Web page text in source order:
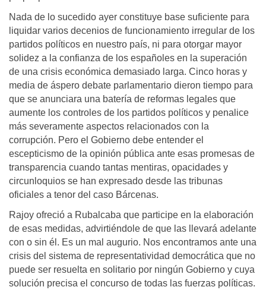
Nada de lo sucedido ayer constituye base suficiente para
liquidar varios decenios de funcionamiento irregular de los
partidos políticos en nuestro país, ni para otorgar mayor
solidez a la confianza de los españoles en la superación
de una crisis económica demasiado larga. Cinco horas y
media de áspero debate parlamentario dieron tiempo para
que se anunciara una batería de reformas legales que
aumente los controles de los partidos políticos y penalice
más severamente aspectos relacionados con la
corrupción. Pero el Gobierno debe entender el
escepticismo de la opinión pública ante esas promesas de
transparencia cuando tantas mentiras, opacidades y
circunloquios se han expresado desde las tribunas
oficiales a tenor del caso Bárcenas.
Rajoy ofreció a Rubalcaba que participe en la elaboración
de esas medidas, advirtiéndole de que las llevará adelante
con o sin él. Es un mal augurio. Nos encontramos ante una
crisis del sistema de representatividad democrática que no
puede ser resuelta en solitario por ningún Gobierno y cuya
solución precisa el concurso de todas las fuerzas políticas.